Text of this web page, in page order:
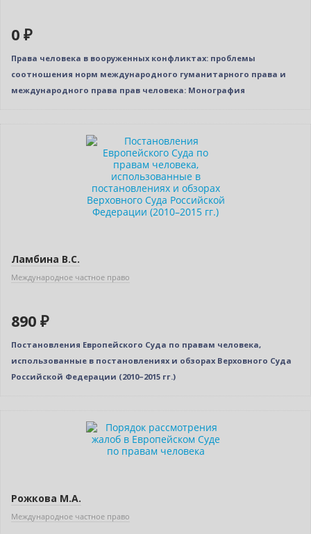
0 ₽
Права человека в вооруженных конфликтах: проблемы
соотношения норм международного гуманитарного права и
международного права прав человека: Монография
Ламбина В.С.
Международное частное право
890 ₽
Постановления Европейского Суда по правам человека,
использованные в постановлениях и обзорах Верховного Суда
Российской Федерации (2010–2015 гг.)
Рожкова М.А.
Международное частное право